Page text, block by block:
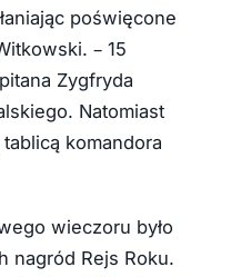
poświęcone
– 15
Zygfryda
Natomiast
komandora
wieczoru było
nagród Rejs Roku.